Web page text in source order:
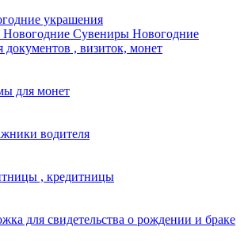
украшения
Сувениры Новогодние
, визиток, монет
для монет
водителя
, кредитницы
для свидетельства о рождении и браке